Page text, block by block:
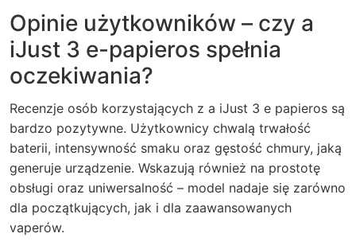
Opinie użytkowników – czy a
iJust 3 e-papieros spełnia
oczekiwania?
Recenzje osób korzystających z a iJust 3 e papieros są
bardzo pozytywne. Użytkownicy chwalą trwałość
baterii, intensywność smaku oraz gęstość chmury, jaką
generuje urządzenie. Wskazują również na prostotę
obsługi oraz uniwersalność – model nadaje się zarówno
dla początkujących, jak i dla zaawansowanych
vaperów.